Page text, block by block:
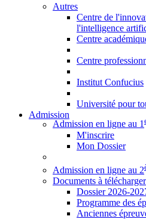
Autres
Centre de
l'intelligence
Centre
Centre
Institut Confucius
Université pour
Admission
Admission en ligne au 1
M'inscrire
Mon Dossier
Admission en ligne au 2
Documents à télécharger
Dossier 2026-
Programme des
Anciennes